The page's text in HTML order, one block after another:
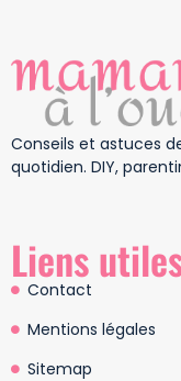
Conseils et astuces
quotidien. DIY,
Liens
Contact
Mentions légales
Sitemap